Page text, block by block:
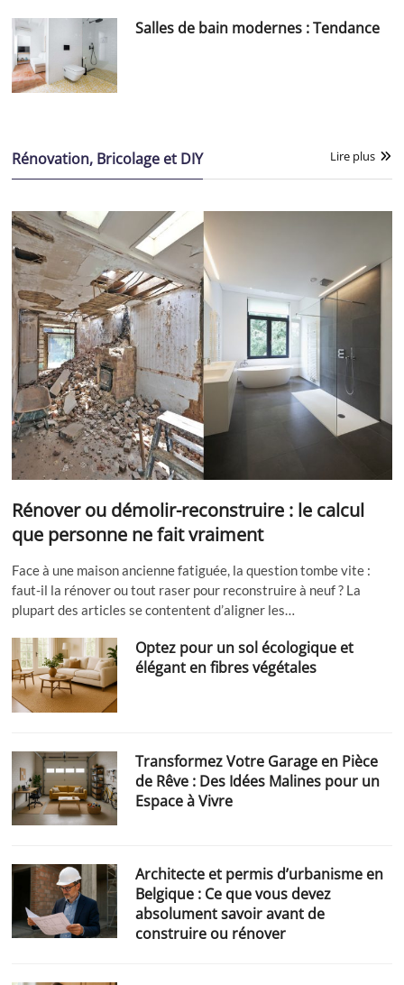
Salles de bain modernes : Tendance
Rénovation, Bricolage et DIY Lire plus
Rénover ou démolir-reconstruire : le calcul
que personne ne fait vraiment
Face à une maison ancienne fatiguée, la question tombe vite :
faut-il la rénover ou tout raser pour reconstruire à neuf ? La
plupart des articles se contentent d’aligner les…
Optez pour un sol écologique et
élégant en fibres végétales
Transformez Votre Garage en Pièce
de Rêve : Des Idées Malines pour un
Espace à Vivre
Architecte et permis d’urbanisme en
Belgique : Ce que vous devez
absolument savoir avant de
construire ou rénover